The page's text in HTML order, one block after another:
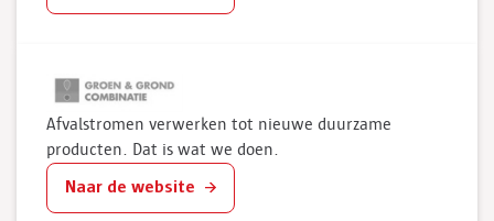
Afvalstromen verwerken tot nieuwe duurzame
producten. Dat is wat we doen.
Naar de website